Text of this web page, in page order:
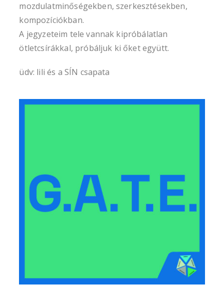
mozdulatminőségekben, szerkesztésekben,
kompozíciókban.
A jegyzeteim tele vannak kipróbálatlan
ötletcsírákkal, próbáljuk ki őket együtt.
üdv: lili és a SÍN csapata